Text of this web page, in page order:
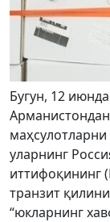
Бугун, 12
уларнинг
иттифоқининг
транзит
“юкларнинг